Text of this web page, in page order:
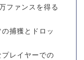
ファンスを得る
捕獲とドロッ
レイヤーでの